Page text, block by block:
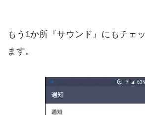
もう1か所『サウンド』にもチェ
ます。